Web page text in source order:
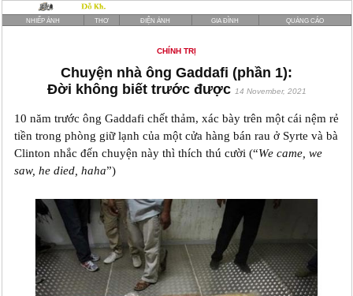
NHIẾP ẢNH THƠ ĐIỆN ẢNH GIA ĐÌNH QUẢNG CÁO
CHÍNH TRỊ
Chuyện nhà ông Gaddafi (phần 1):
Đời không biết trước được 14 November, 2021
10 năm trước ông Gaddafi chết thảm, xác bày trên một cái nệm rẻ
tiền trong phòng giữ lạnh của một cửa hàng bán rau ở Syrte và bà
Clinton nhắc đến chuyện này thì thích thú cười (“We came, we
saw, he died, haha”)